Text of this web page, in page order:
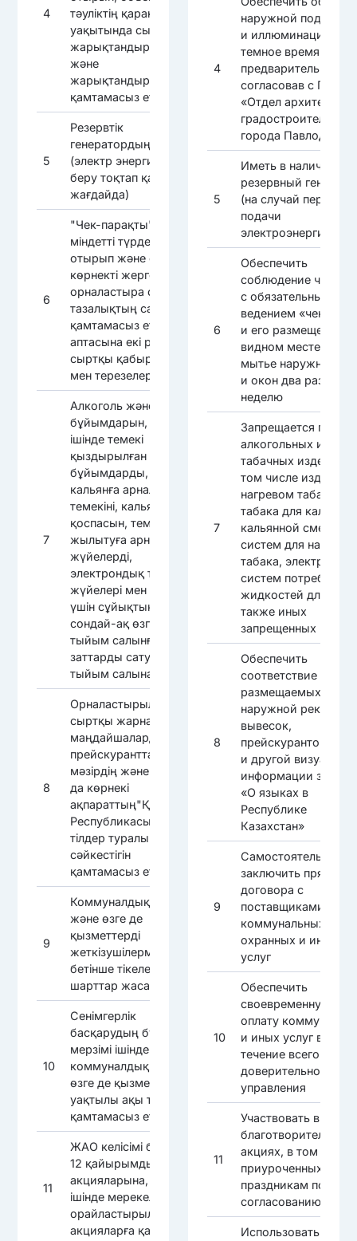
4
тәуліктің қараңғы
уақытында сыртқы
жарықтандырумен
және
жарықтандырумен
қамтамасыз ету
5
Резервтік
генератордың болуы
(электр энергиясын
беру тоқтап қалған
жағдайда)
6
"Чек-парақты"
міндетті түрде жүргізе
отырып және оны
көрнекті жерге
орналастыра отырып,
тазалықтың сақталуын
қамтамасыз ету: -
аптасына екі рет
сыртқы қабырғалар
мен терезелерді жуу
7
Алкоголь және темекі
бұйымдарын, оның
ішінде темекі
қыздырылған
бұйымдарды,
кальянға арналған
темекіні, кальян
қоспасын, темекіні
жылытуға арналған
жүйелерді,
электрондық тұтыну
жүйелері мен олар
үшін сұйықтықтарды,
сондай-ақ өзге де
тыйым салынған
заттарды сатуға
тыйым салынады
8
Орналастырылатын
сыртқы жарнаманың,
маңдайшалардың,
прейскуранттардың,
мәзірдің және басқа
да көрнекі
ақпараттың"Қазақстан
Республикасындағы
тілдер туралы" заңға
сәйкестігін
қамтамасыз ету
9
Коммуналдық, күзет
және өзге де
қызметтерді
жеткізушілермен өз
бетінше тікелей
шарттар жасасу
10
Сенімгерлік
басқарудың бүкіл
мерзімі ішінде
коммуналдық және
өзге де қызметтерге
уақтылы ақы төлеуді
қамтамасыз ету
11
ЖАО келісімі бойынша
12 қайырымдылық
акцияларына, оның
ішінде мерекелерге
орайластырылған
акцияларға қатысу
4
наружной
и иллюминацией в
темное время суток,
предварительно
согласовав с ГУ
«Отдел
градостроительства
города Павлодара»
5
Иметь в наличии
резервный
(на случай перебоев
подачи
электроэнергии)
6
Обеспечить
соблюдение
с обязательным
ведением «чек-
и его размещением
видном месте: -
мытье наружных
и окон два раза в
неделю
7
Запрещается
алкогольных и
табачных изделий, в
том числе изделий с
нагревом табака,
табака для кальяна,
кальянной смеси,
систем для нагрева
табака,
систем
жидкостей для них,
также иных
запрещенных
8
Обеспечить
соответствие
размещаемых
наружной рекламы,
вывесок,
прейскурантов,
и другой
информации закону
«О языках в
Республике
Казахстан»
9
Самостоятельно
заключить прямые
договора с
поставщиками
коммунальных,
охранных и иных
услуг
10
Обеспечить
своевременную
оплату
и иных услуг в
течение всего срока
доверительного
управления
11
Участвовать в 12
благотворительных
акциях, в том числе
приуроченных к
праздникам по
согласованию с
Использовать